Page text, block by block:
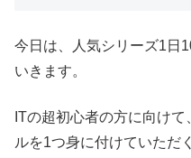
今日は、人気シリーズ1日
いきます。
ITの超初心者の方に向け
ルを1つ身に付けていただ